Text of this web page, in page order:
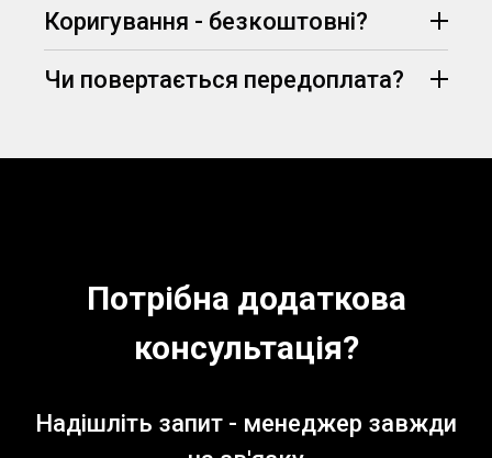
здачі)
Коригування - безкоштовні?
Чи повертається передоплата?
Потрібна додаткова
консультація?
Надішліть запит - менеджер завжди